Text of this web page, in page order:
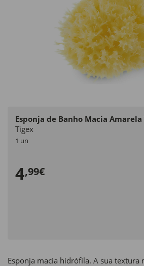
Esponja de Banho Macia Amarela
Tigex
1 un
4,99€
Esponja macia hidrófila. A sua textura